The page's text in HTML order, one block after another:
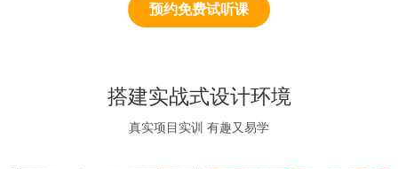
预约免费试听课
搭建实战式设计环境
真实项目实训 有趣又易学